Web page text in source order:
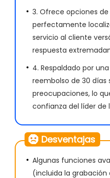
3. Ofrece opciones
perfectamente
servicio al cliente
respuesta
4. Respaldado por
reembolso de 30 días
preocupaciones, lo
confianza del líder de
Desventajas
Algunas funciones
(incluida la